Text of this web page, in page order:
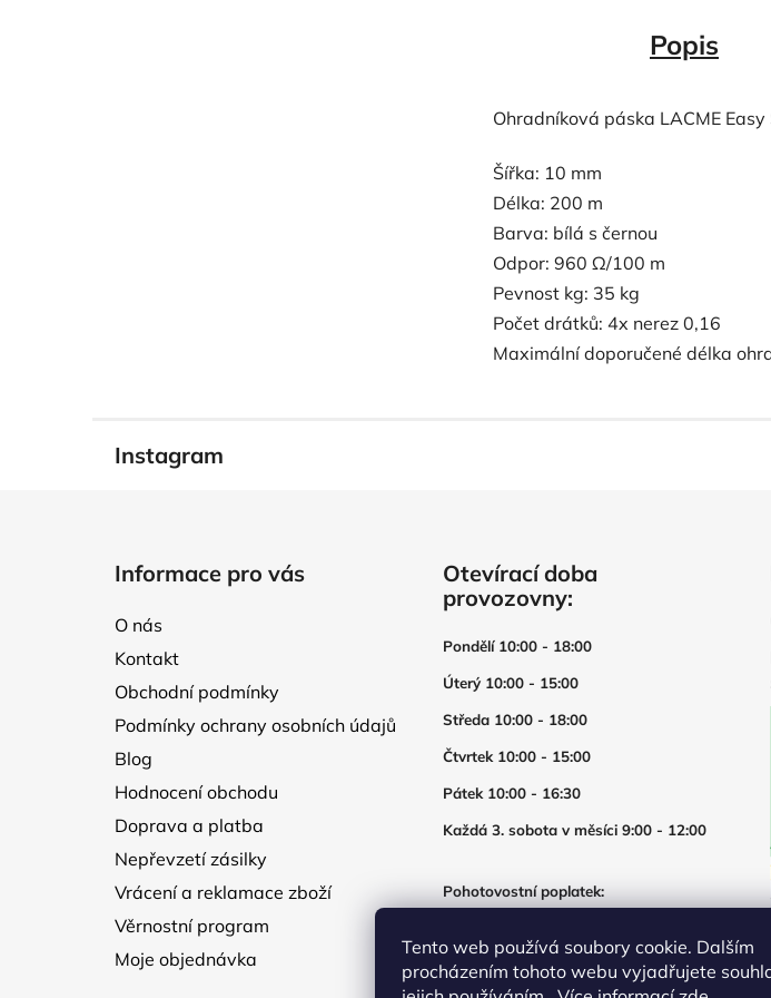
Tento web používá soubory cookie. Dalším
procházením tohoto webu vyjadřujete
Popis
Ohradníková páska LACME Easy
Šířka: 10 mm
Délka: 200 m
Barva: bílá s černou
Odpor: 960 Ω/100 m
Pevnost kg: 35 kg
Počet drátků: 4x nerez 0,16
Maximální doporučené délka
Instagram
Informace pro vás
O nás
Kontakt
Obchodní podmínky
Podmínky ochrany osobních údajů
Blog
Hodnocení obchodu
Doprava a platba
Nepřevzetí zásilky
Vrácení a reklamace zboží
Věrnostní program
Moje objednávka
Otevírací doba
provozovny:
Pondělí 10:00 - 18:00
Úterý 10:00 - 15:00
Středa 10:00 - 18:00
Čtvrtek 10:00 - 15:00
Pátek 10:00 - 16:30
Každá 3. sobota v měsíci 9:00 - 12:00
Pohotovostní poplatek:
250Kč